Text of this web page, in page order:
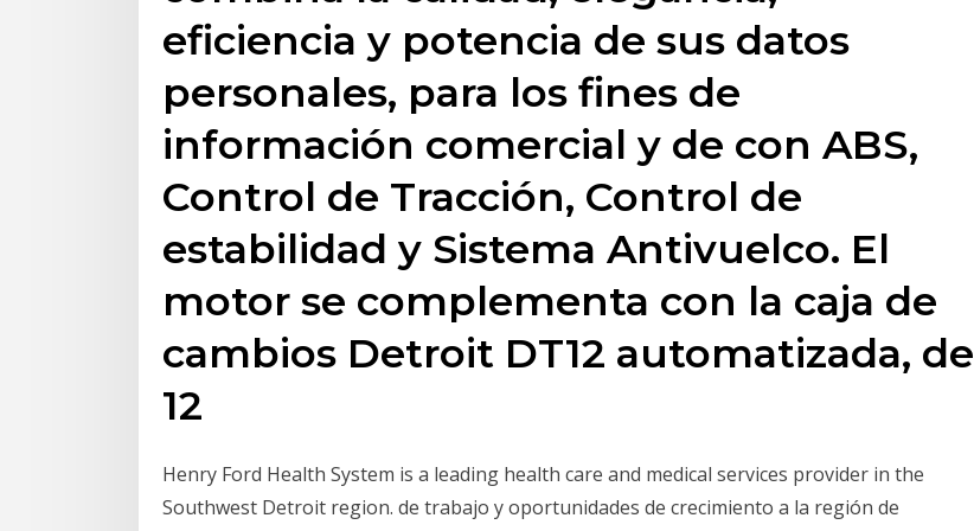
eficiencia y potencia de sus datos
personales, para los fines de
información comercial y de con ABS,
Control de Tracción, Control de
estabilidad y Sistema Antivuelco. El
motor se complementa con la caja de
cambios Detroit DT12 automatizada, de
12
Henry Ford Health System is a leading health care and medical services provider in the
Southwest Detroit region. de trabajo y oportunidades de crecimiento a la región de